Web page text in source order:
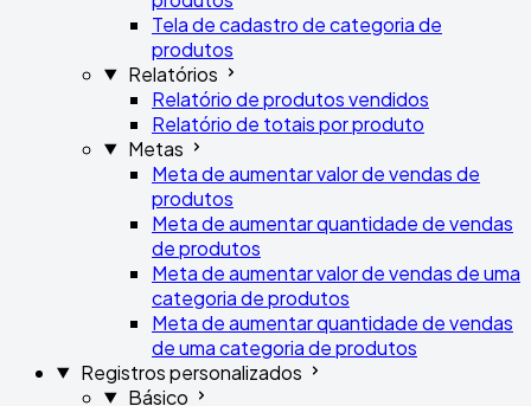
Tela de cadastro de categoria de
produtos
Relatórios
Relatório de produtos vendidos
Relatório de totais por produto
Metas
Meta de aumentar valor de vendas de
produtos
Meta de aumentar quantidade de vendas
de produtos
Meta de aumentar valor de vendas de uma
categoria de produtos
Meta de aumentar quantidade de vendas
de uma categoria de produtos
Registros personalizados
Básico